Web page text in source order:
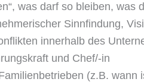
was darf so bleiben, was
Sinnfindung,
innerhalb des
und Chef/-in
(z.B. wann